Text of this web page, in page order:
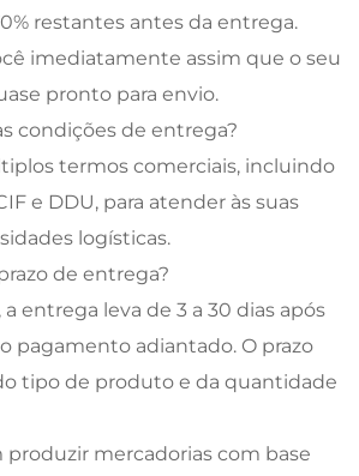
restantes antes da entrega.
imediatamente assim que o seu
pronto para envio.
condições de entrega?
termos comerciais, incluindo
e DDU, para atender às suas
logísticas.
de entrega?
entrega leva de 3 a 30 dias após
pagamento adiantado. O prazo
tipo de produto e da quantidade
produzir mercadorias com base